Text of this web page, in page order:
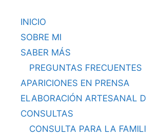
INICIO
SOBRE MI
SABER MÁS
PREGUNTAS FRECUENTES
APARICIONES EN PRENSA
ELABORACIÓN ARTESANAL
CONSULTAS
CONSULTA PARA LA